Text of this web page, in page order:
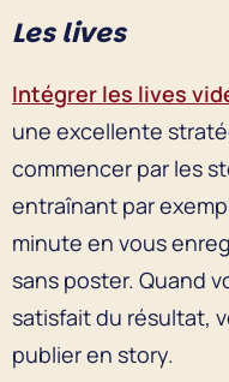
Les lives
Intégrer les lives
une excellente
commencer par les
entraînant par
minute en vous
sans poster. Quand
satisfait du résultat,
publier en story.